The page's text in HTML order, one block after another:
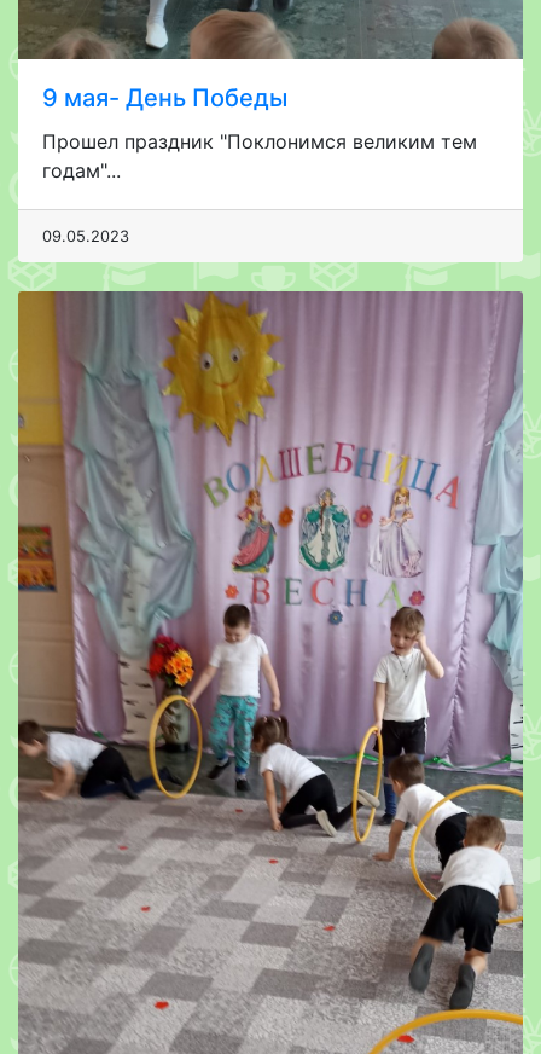
9 мая- День Победы
Прошел праздник "Поклонимся великим тем
годам"...
09.05.2023